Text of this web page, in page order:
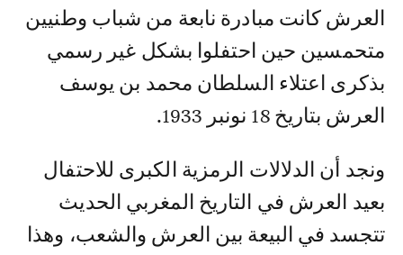
العرش كانت مبادرة نابعة من شباب وطنيين
متحمسين حين احتفلوا بشكل غير رسمي
بذكرى اعتلاء السلطان محمد بن يوسف
العرش بتاريخ 18 نونبر 1933.
ونجد أن الدلالات الرمزية الكبرى للاحتفال
بعيد العرش في التاريخ المغربي الحديث
تتجسد في البيعة بين العرش والشعب، وهذا